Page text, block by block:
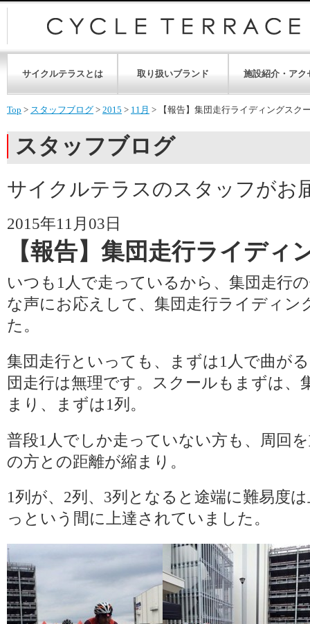
サイクルテラスとは 取り扱いブランド 施設紹介・アク
Top > スタッフブログ > 2015 > 11月 > 【報告】集団走行ライディングスク
スタッフブログ
サイクルテラスのスタッフがお
2015年11月03日
【報告】集団走行ライディ
いつも1人で走っているから、集団走行
な声にお応えして、集団走行ライディン
た。
集団走行といっても、まずは1人で曲が
団走行は無理です。スクールもまずは、
まり、まずは1列。
普段1人でしか走っていない方も、周回
の方との距離が縮まり。
1列が、2列、3列となると途端に難易度
っという間に上達されていました。